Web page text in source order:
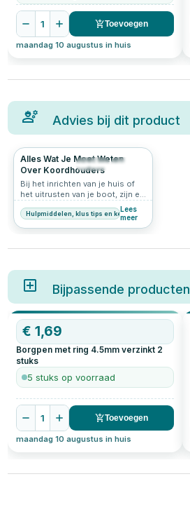
1 Toevoegen
maandag 10 augustus in huis
Advies bij dit product
236 5.0
Alles Wat Je Moet Weten
Over Koordhouders
Bij het inrichten van je huis of
het uitrusten van je boot, zijn er
tal van kleine maar essentiële
accessoires die een groot
verschil kunnen maken. Een van
koordhouder. Of je nu een huis
waar veiligheid en organisatie
belangrijk zijn, koordhouders
zijn onmisbaar. In deze blogpost
gaan we dieper in op wat
koordhouders zijn, hun
verschillende toepassingen, en
waarom ze essentieel zijn zowel
in huis als op boten.
Hulpmiddelen, klus tips en keuzehulp
Lees
meer
Bijpassende producten
OP=OP
€1,69
Borgpen met ring 4.5mm verzinkt 2
stuks
5 stuks op voorraad
1 Toevoegen
maandag 10 augustus in huis